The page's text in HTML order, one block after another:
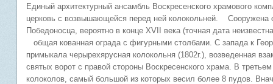
Единый архитектурный ансамбль Воскресенского храмового
церковь с возвышающейся перед ней колокольней. Сооружена
Победоносца, вероятно в конце XVII века (точная дата
общая кованная ограда с фигурными столбами. С запада к
примыкала черырехярусная колокольня (1802г.), возведенная
святых ворот с правой стороны Воскресенского храма. В
колоколов, самый большой из которых весил более 8 пудов.